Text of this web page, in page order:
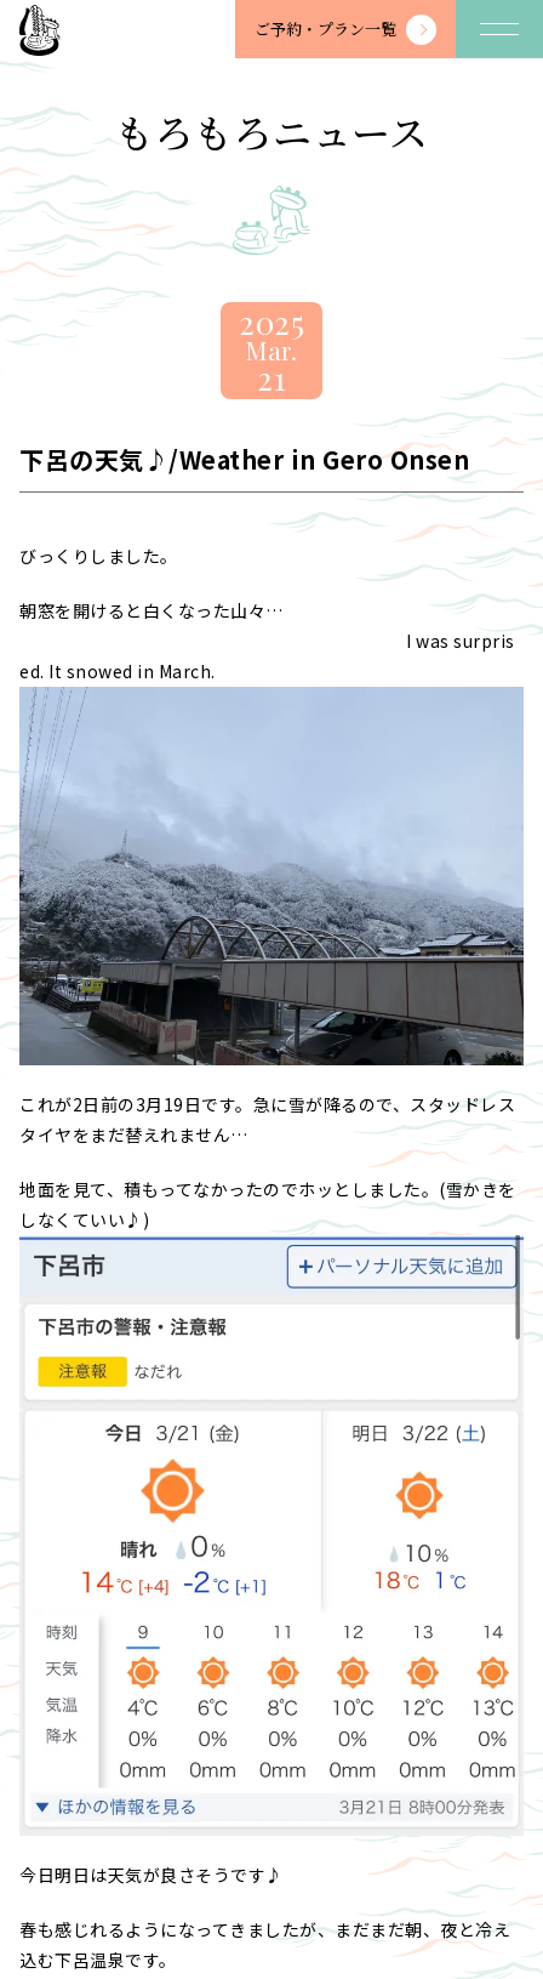
望
川
-
BOSENKAN
ご予約・ プラン一覧
もろもろニュース
2025
Mar.
21
下呂の天気♪/Weather in Gero Onsen
びっくりしました。
朝窓を開けると白くなった山々…
I was surpris
ed. It snowed in March.
これが2日前の3月19日です。急に雪が降るので、スタッドレス
タイヤをまだ替えれません…
地面を見て、積もってなかったのでホッとしました。(雪かきを
しなくていい♪)
今日明日は天気が良さそうです♪
春も感じれるようになってきましたが、まだまだ朝、夜と冷え
込む下呂温泉です。